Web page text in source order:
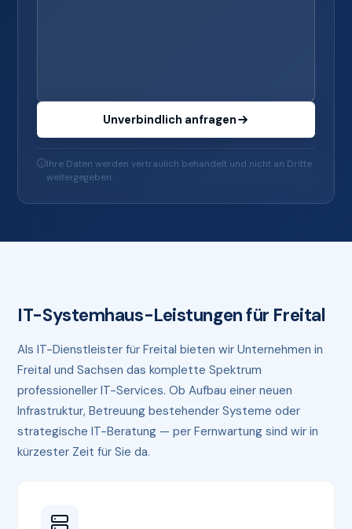
Unverbindlich anfragen
Ihre Daten werden vertraulich behandelt und nicht an Dritte
weitergegeben.
IT-Systemhaus-Leistungen für Freital
Als IT-Dienstleister für Freital bieten wir Unternehmen in
Freital und Sachsen das komplette Spektrum
professioneller IT-Services. Ob Aufbau einer neuen
Infrastruktur, Betreuung bestehender Systeme oder
strategische IT-Beratung — per Fernwartung sind wir in
kürzester Zeit für Sie da.